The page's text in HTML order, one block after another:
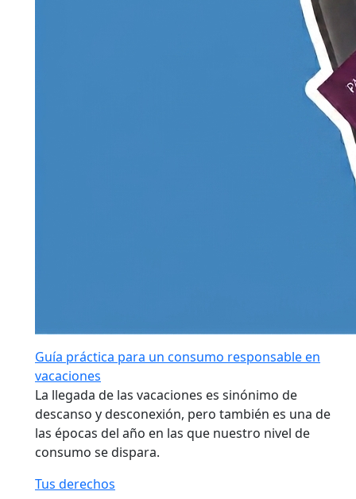
Guía práctica para un consumo responsable en
vacaciones
La llegada de las vacaciones es sinónimo de
descanso y desconexión, pero también es una de
las épocas del año en las que nuestro nivel de
consumo se dispara.
Tus derechos